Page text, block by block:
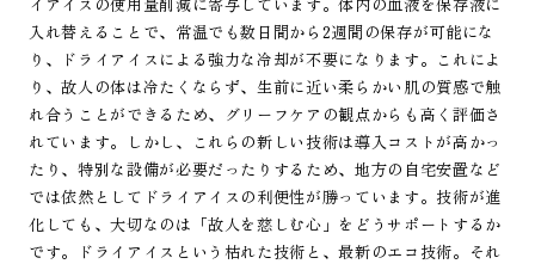
入れ替えることで、常温でも数日間から2週間の保存が可能にな
り、ドライアイスによる強力な冷却が不要になります。これによ
り、故人の体は冷たくならず、生前に近い柔らかい肌の質感で触
れ合うことができるため、グリーフケアの観点からも高く評価さ
れています。しかし、これらの新しい技術は導入コストが高かっ
たり、特別な設備が必要だったりするため、地方の自宅安置など
では依然としてドライアイスの利便性が勝っています。技術が進
化しても、大切なのは「故人を慈しむ心」をどうサポートするか
です。ドライアイスという枯れた技術と、最新のエコ技術。それ